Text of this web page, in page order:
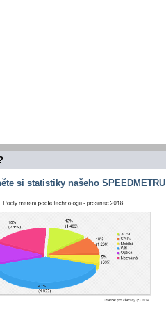
si statistiky našeho SPEEDMETRU